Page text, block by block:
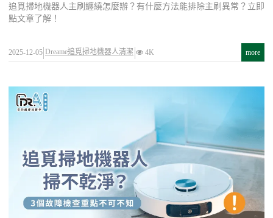
追覓掃地機器人主刷纏繞怎麼辦？有什麼方法能排除主刷異常？立即
點文章了解！
2025-12-05 Dreame追覓掃地機器人清潔 4K more